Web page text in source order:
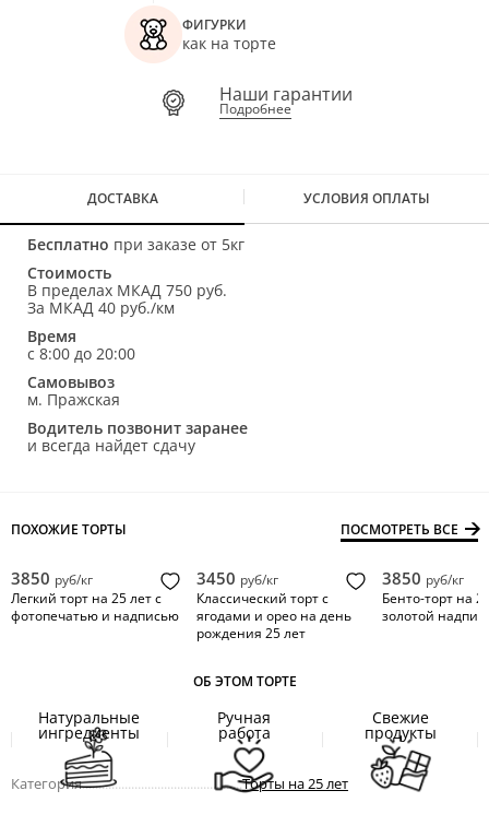
ФИГУРКИ
как на торте
Наши гарантии
Подробнее
ДОСТАВКА УСЛОВИЯ ОПЛАТЫ
Бесплатно при заказе от 5кг
Стоимость
В пределах МКАД 750 руб.
За МКАД 40 руб./км
Время
с 8:00 до 20:00
Самовывоз
м. Пражская
Водитель позвонит заранее
и всегда найдет сдачу
ПОХОЖИЕ ТОРТЫ ПОСМОТРЕТЬ ВСЕ
3850 руб/кг
Легкий торт на 25 лет с
фотопечатью и надписью
3450 руб/кг
Классический торт с
ягодами и орео на день
рождения 25 лет
3850 руб/кг
Бенто-торт на
золотой
ОБ ЭТОМ ТОРТЕ
Натуральные
ингредиенты
Ручная
работа
Свежие
продукты
Категория.................................................Торты на 25 лет